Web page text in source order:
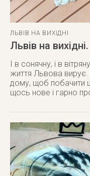
ЛЬВІВ НА ВИХІДНІ
Львів на
І в сонячну, і в
життя Львова вирує.
дому, щоб побачити
щось нове і гарно